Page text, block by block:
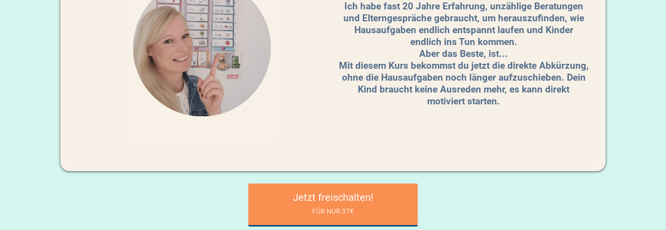
Ich habe fast 20 Jahre Erfahrung, unzählige Beratungen
und Elterngespräche gebraucht, um herauszufinden, wie
Hausaufgaben endlich entspannt laufen und Kinder
endlich ins Tun kommen.
Aber das Beste, ist...
Mit diesem Kurs bekommst du jetzt die direkte Abkürzung,
ohne die Hausaufgaben noch länger aufzuschieben. Dein
Kind braucht keine Ausreden mehr, es kann direkt
motiviert starten.
Jetzt freischalten!
FÜR NUR 37€